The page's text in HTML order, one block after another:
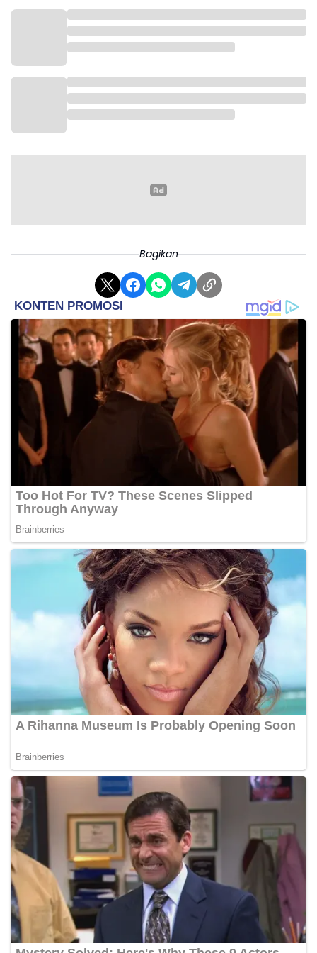
pembuktian untuk dirinya sendiri setelah melewati
periode sulit pada ajang Piala Thomas sebelumnya.
“Periode sebelumnya di Piala Thomas cukup berat
bagi saya jadi ini pengalaman yang membuktikan
kepada diri saya sendiri terutama untuk melawan
rasa takut, melawan rasa cemas. Saya percaya
Tuhan selalu persiapkan rencana yang lebih baik
Menurut Alwi, laga melawan Shi Yuqi berlangsung
penuh tantangan, termasuk kondisi angin di arena
yang cukup sulit dikendalikan. Ia juga menyadari
lawannya terus mencoba membalikkan tekanan
meski beberapa kali tertinggal poin.
“Di pertandingan tadi saya sudah unggul beberapa
kali, tapi saya tetap tahu Shi Yuqi akan berusaha
semaksimal mungkin untuk mengejar. Dia gayanya
seperti orang kelelahan tapi memang di situ cara dia
untuk membuat saya lebih nafsu mungkin, selain itu
kondisi angin cukup susah untuk dikontrol,” ucap Alwi.
Alwi mengatakan pengalaman sebelumnya
membuat dirinya belajar untuk tidak terlalu terburu-
buru mengejar kemenangan.
“Beberapa kali saya belajar dari pengalaman, ketika
saya terlalu ingin menang malah membuat blunder.
Jadi ketika lepas gim kedua tadi, saya coba lebih
tenang, balikin fokusnya lagi karena saya tahu
pertandingan belum selesai dan kita masih punya
kesempatan yang sama untuk menang,” tutur Alwi.
Pada babak perempat final, Alwi akan menghadapi
wakil Jepang, Kodai Naraoka.
Bagikan